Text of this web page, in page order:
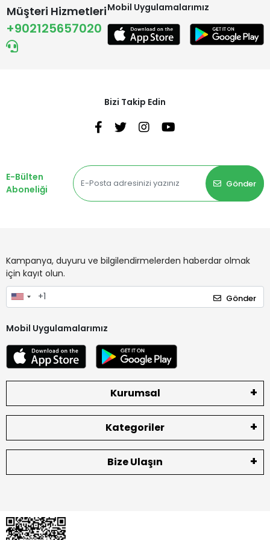
Müşteri Hizmetleri
+902125657020
Mobil Uygulamalarımız
Bizi Takip Edin
E-Bülten
Aboneliği
Gönder
Kampanya, duyuru ve bilgilendirmelerden haberdar olmak
için kayıt olun.
Gönder
Mobil Uygulamalarımız
Kurumsal
Kategoriler
Bize Ulaşın